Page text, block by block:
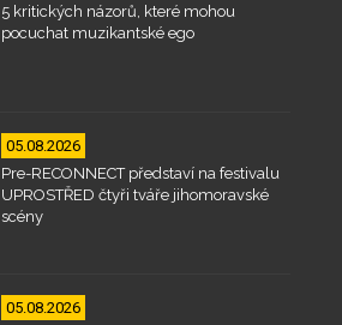
5 kritických názorů, které mohou
pocuchat muzikantské ego
05.08.2026
Pre-RECONNECT představí na festivalu
UPROSTŘED čtyři tváře jihomoravské
scény
05.08.2026